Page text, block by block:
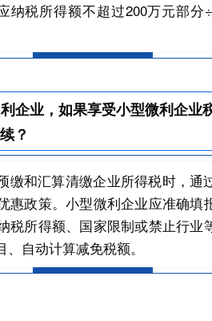
纳税所得额不超过200万元部分
企业，如果享受小型微利企业
？
缴和汇算清缴企业所得税时，通
惠政策。小型微利企业应准确填
税所得额、国家限制或禁止行业
自动计算减免税额。